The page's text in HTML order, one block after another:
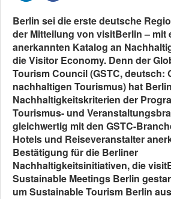
Berlin sei die erste deutsche
der Mitteilung von visitBerlin – mit
anerkannten Katalog an
die Visitor Economy. Denn der
Tourism Council (GSTC, deutsch:
nachhaltigen Tourismus) hat
Nachhaltigkeitskriterien der
Tourismus- und
gleichwertig mit den GSTC-
Hotels und Reiseveranstalter
Bestätigung für die Berliner
Nachhaltigkeitsinitiativen, die
Sustainable Meetings Berlin
um Sustainable Tourism Berlin